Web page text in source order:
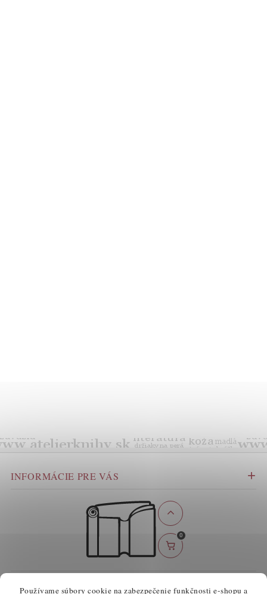
INFORMÁCIE PRE VÁS
0
Používame súbory cookie na zabezpečenie funkčnosti e-shopu a